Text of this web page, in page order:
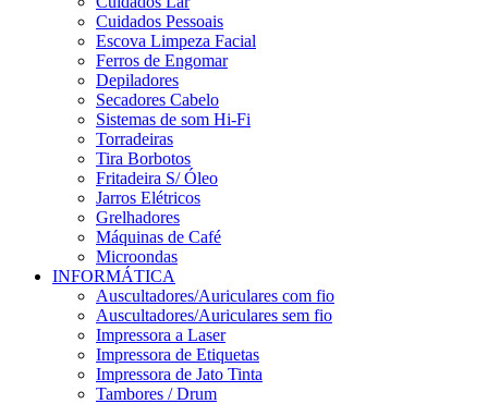
Cuidados Pessoais
Escova Limpeza Facial
Ferros de Engomar
Depiladores
Secadores Cabelo
Sistemas de som Hi-Fi
Torradeiras
Tira Borbotos
Fritadeira S/ Óleo
Jarros Elétricos
Grelhadores
Máquinas de Café
Microondas
INFORMÁTICA
Auscultadores/Auriculares com fio
Auscultadores/Auriculares sem fio
Impressora a Laser
Impressora de Etiquetas
Impressora de Jato Tinta
Tambores / Drum